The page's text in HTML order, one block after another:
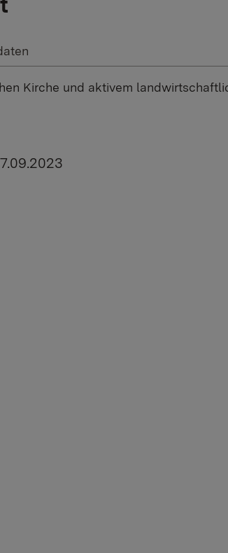
Kirche und aktivem